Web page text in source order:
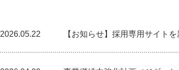
2026.05.22 【お知らせ】採用専用サイト